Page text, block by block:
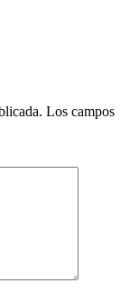
Los campos